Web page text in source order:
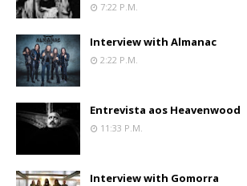
7:22 P.m.
Interview with Almanac
2:22 P.m.
Entrevista aos Heavenwood
11:33 P.m.
Interview with Gomorra